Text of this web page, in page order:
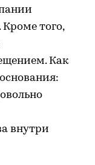
Кроме того,
Как
внутри